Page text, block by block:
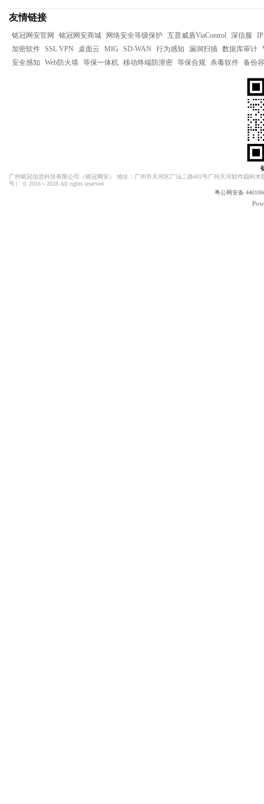
友情链接
铭冠网安官网 铭冠网安商城 网络安全等级保护 互普威盾ViaControl 深信服
加密软件 SSL VPN 桌面云 MIG SD-WAN 行为感知 漏洞扫描 数据库审计
安全感知
Web防火墙 等保一体机 移动终端防泄密 等保合规 杀毒软件 备份
广州铭冠信息科技有限公司（铭冠网安 ） 地址：广州市天河区广汕二路602号广州天河软件园柯
号） © 2016～2028 All rights reserved
粤公网安备